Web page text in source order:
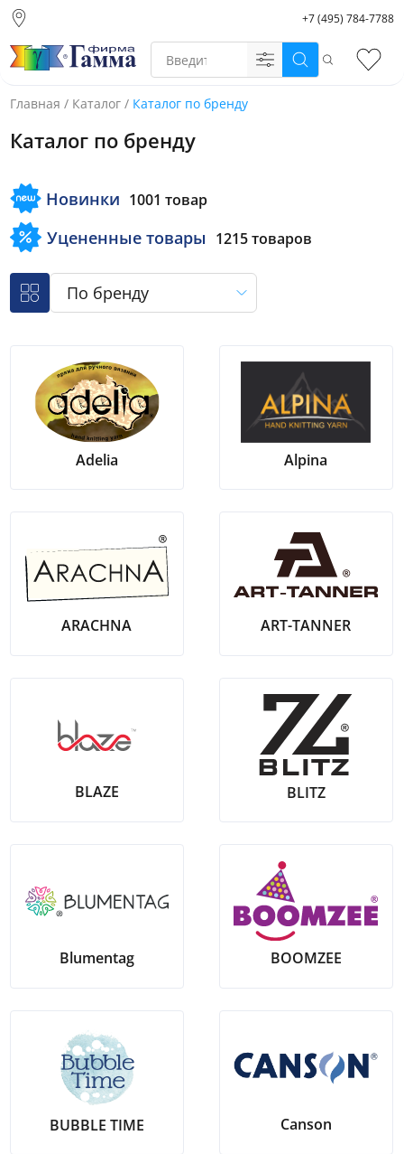
склад)
Санкт-Петербург
Екатеринбург
+7 (495) 784-7788
Поиск
Главная / Каталог / Каталог по бренду
Каталог по бренду
По бренду
Новинки 1001 товар
Уцененные товары 1215 товаров
Adelia Alpina
ARACHNA ART-TANNER
BLAZE BLITZ
Blumentag BOOMZEE
BUBBLE TIME Canson